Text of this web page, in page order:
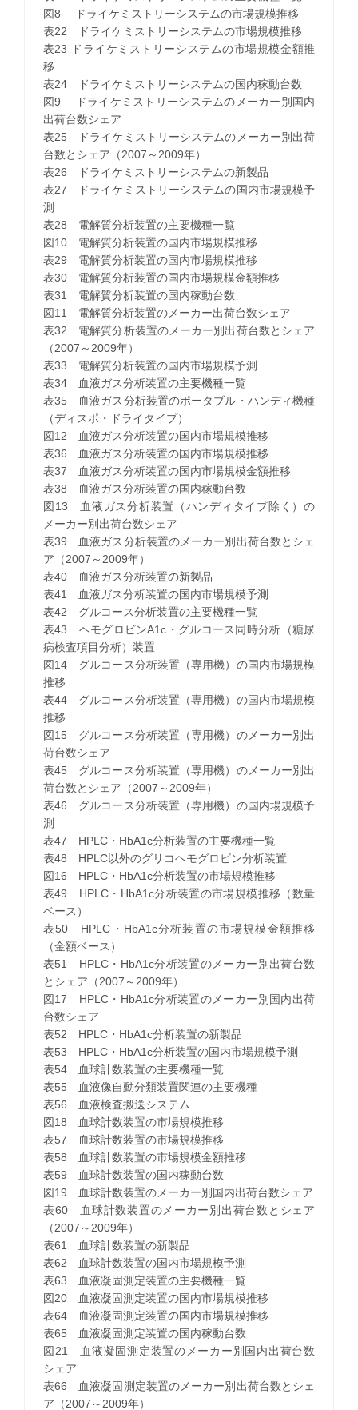
図8 ドライケミストリーシステムの市場規模推移
表22 ドライケミストリーシステムの市場規模推移
表23 ドライケミストリーシステムの市場規模金額推
移
表24 ドライケミストリーシステムの国内稼動台数
図9 ドライケミストリーシステムのメーカー別国内
出荷台数シェア
表25 ドライケミストリーシステムのメーカー別出荷
台数とシェア（2007～2009年）
表26 ドライケミストリーシステムの新製品
表27 ドライケミストリーシステムの国内市場規模予
測
表28 電解質分析装置の主要機種一覧
図10 電解質分析装置の国内市場規模推移
表29 電解質分析装置の国内市場規模推移
表30 電解質分析装置の国内市場規模金額推移
表31 電解質分析装置の国内稼動台数
図11 電解質分析装置のメーカー出荷台数シェア
表32 電解質分析装置のメーカー別出荷台数とシェア
（2007～2009年）
表33 電解質分析装置の国内市場規模予測
表34 血液ガス分析装置の主要機種一覧
表35 血液ガス分析装置のポータブル・ハンディ機種
（ディスポ・ドライタイプ）
図12 血液ガス分析装置の国内市場規模推移
表36 血液ガス分析装置の国内市場規模推移
表37 血液ガス分析装置の国内市場規模金額推移
表38 血液ガス分析装置の国内稼動台数
図13 血液ガス分析装置（ハンディタイプ除く）の
メーカー別出荷台数シェア
表39 血液ガス分析装置のメーカー別出荷台数とシェ
ア（2007～2009年）
表40 血液ガス分析装置の新製品
表41 血液ガス分析装置の国内市場規模予測
表42 グルコース分析装置の主要機種一覧
表43 ヘモグロビンA1c・グルコース同時分析（糖尿
病検査項目分析）装置
図14 グルコース分析装置（専用機）の国内市場規模
推移
表44 グルコース分析装置（専用機）の国内市場規模
推移
図15 グルコース分析装置（専用機）のメーカー別出
荷台数シェア
表45 グルコース分析装置（専用機）のメーカー別出
荷台数とシェア（2007～2009年）
表46 グルコース分析装置（専用機）の国内場規模予
測
表47 HPLC・HbA1c分析装置の主要機種一覧
表48 HPLC以外のグリコヘモグロビン分析装置
図16 HPLC・HbA1c分析装置の市場規模推移
表49 HPLC・HbA1c分析装置の市場規模推移（数量
ベース）
表50 HPLC・HbA1c分析装置の市場規模金額推移
（金額ベース）
表51 HPLC・HbA1c分析装置のメーカー別出荷台数
とシェア（2007～2009年）
図17 HPLC・HbA1c分析装置のメーカー別国内出荷
台数シェア
表52 HPLC・HbA1c分析装置の新製品
表53 HPLC・HbA1c分析装置の国内市場規模予測
表54 血球計数装置の主要機種一覧
表55 血液像自動分類装置関連の主要機種
表56 血液検査搬送システム
図18 血球計数装置の市場規模推移
表57 血球計数装置の市場規模推移
表58 血球計数装置の市場規模金額推移
表59 血球計数装置の国内稼動台数
図19 血球計数装置のメーカー別国内出荷台数シェア
表60 血球計数装置のメーカー別出荷台数とシェア
（2007～2009年）
表61 血球計数装置の新製品
表62 血球計数装置の国内市場規模予測
表63 血液凝固測定装置の主要機種一覧
図20 血液凝固測定装置の国内市場規模推移
表64 血液凝固測定装置の国内市場規模推移
表65 血液凝固測定装置の国内稼動台数
図21 血液凝固測定装置のメーカー別国内出荷台数
シェア
表66 血液凝固測定装置のメーカー別出荷台数とシェ
ア（2007～2009年）